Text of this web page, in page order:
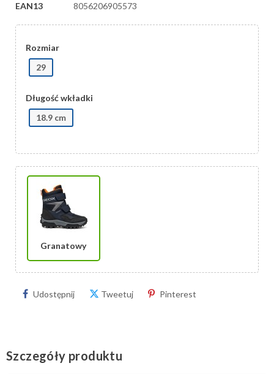
EAN13
8056206905573
Rozmiar
29
Długość wkładki
18.9 cm
Granatowy
Udostępnij Tweetuj Pinterest
Szczegóły produktu